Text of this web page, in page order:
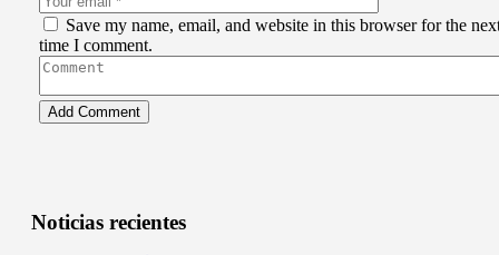
Save my name, email, and website in this browser for the
time I comment.
Noticias recientes